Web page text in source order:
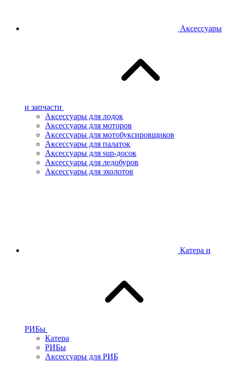
Аксессуары
и запчасти
Аксессуары для лодок
Аксессуары для моторов
Аксессуары для мотобуксировщиков
Аксессуары для палаток
Аксессуары для sup-досок
Аксессуары для ледобуров
Аксессуары для эхолотов
Катера и
РИБы
Катера
РИБы
Аксессуары для РИБ